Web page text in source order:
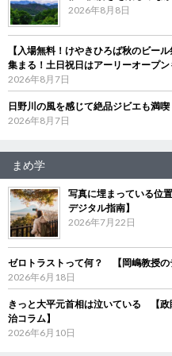
2026年8月8日
【入場無料！けやきひろば秋のビー
集まる！土日祝日はアーリーオープ
2026年8月7日
日野川の風を感じて絶品ジビエも満
2026年8月7日
まめ学
写真に埋まっている位
デジタル指南】
2026年7月22日
ゼロトラストって何？ 【岡嶋教授の
2026年6月18日
きっと大平元首相は泣いている 【政
治コラム】
2026年6月10日